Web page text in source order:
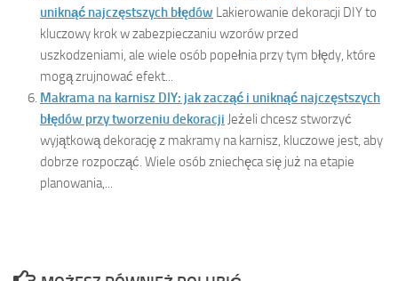
uniknąć najczęstszych błędów Lakierowanie dekoracji DIY to
kluczowy krok w zabezpieczaniu wzorów przed
uszkodzeniami, ale wiele osób popełnia przy tym błędy, które
mogą zrujnować efekt...
Makrama na karnisz DIY: jak zacząć i uniknąć najczęstszych
błędów przy tworzeniu dekoracji Jeżeli chcesz stworzyć
wyjątkową dekorację z makramy na karnisz, kluczowe jest, aby
dobrze rozpocząć. Wiele osób zniechęca się już na etapie
planowania,...